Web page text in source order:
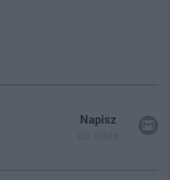
Napisz